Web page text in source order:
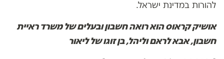
להורות במדינת ישראל.
אושיק קראוס הוא רואה חשבון ובעלים של משרד ראיית
חשבון, אבא לראם וליהל, בן זוגו של ליאור